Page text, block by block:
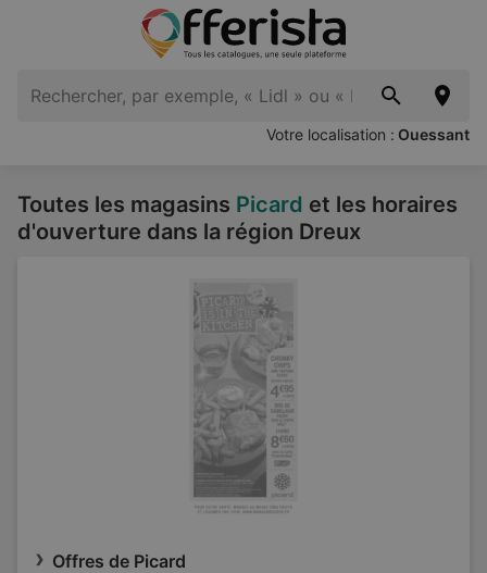
Votre localisation : Ouessant
Toutes les magasins Picard et les horaires
d'ouverture dans la région Dreux
Offres de Picard